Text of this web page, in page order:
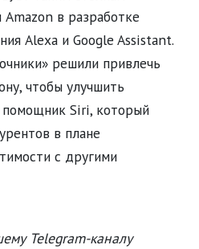
в разработке
Alexa и Google Assistant.
решили привлечь
чтобы улучшить
помощник Siri, который
в плане
с другими
Telegram-каналу